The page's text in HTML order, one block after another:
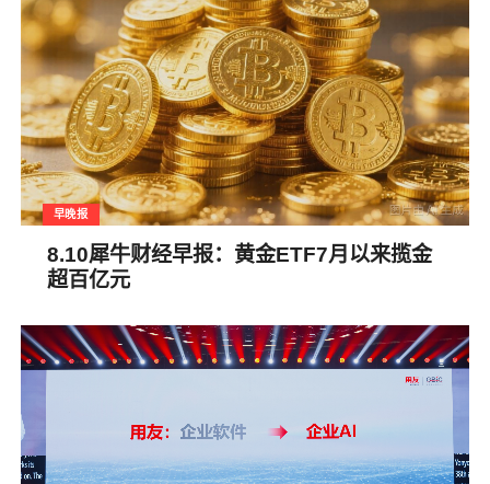
早晚报
8.10犀牛财经早报：黄金ETF7月以来揽金
超百亿元